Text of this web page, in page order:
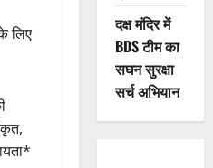
लिए
दक्ष मंदिर में
BDS टीम का
सघन सुरक्षा
सर्च अभियान